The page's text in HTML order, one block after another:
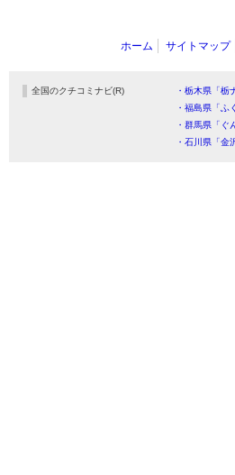
ホーム サイトマップ
全国のクチコミナビ(R) ・栃木県「栃
・福島県「ふ
・群馬県「ぐ
・石川県「金